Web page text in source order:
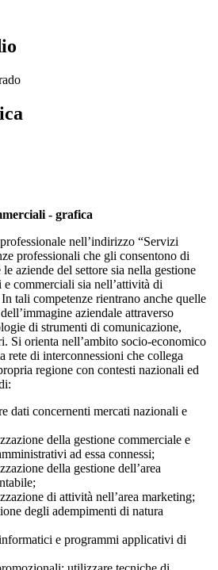
- grafica
nell’indirizzo “Servizi
professionali che gli consentono di
aziende del settore sia nella gestione
commerciali sia nell’attività di
tali competenze rientrano anche quelle
aziendale attraverso
di strumenti di comunicazione,
Si orienta nell’ambito socio-economico
rete di interconnessioni che collega
regione con contesti nazionali ed
dati concernenti mercati nazionali e
della gestione commerciale e
ad essa connessi;
della gestione dell’area
di attività nell’area marketing;
degli adempimenti di natura
e programmi applicativi di